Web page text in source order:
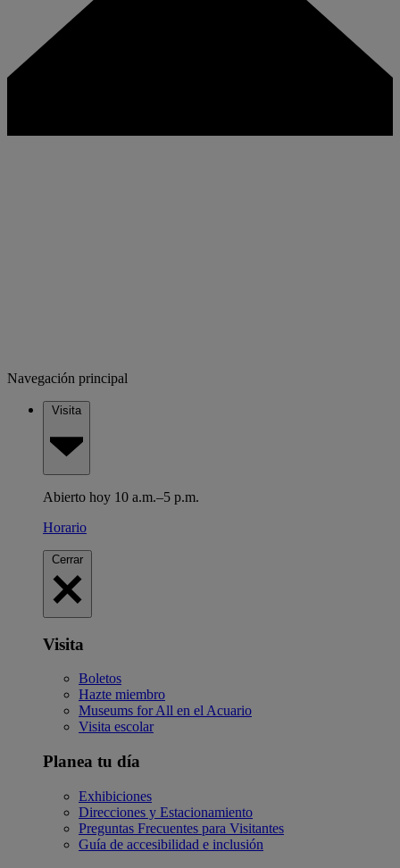
Navegación principal
Visita
Abierto hoy 10 a.m.–5 p.m.
Horario
Cerrar
Visita
Boletos
Hazte miembro
Museums for All en el Acuario
Visita escolar
Planea tu día
Exhibiciones
Direcciones y Estacionamiento
Preguntas Frecuentes para Visitantes
Guía de accesibilidad e inclusión